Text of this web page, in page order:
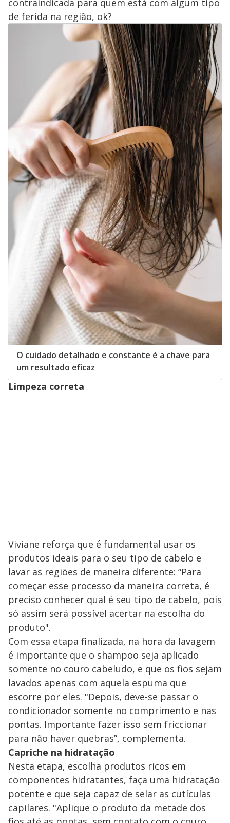
contraindicada para quem está com algum tipo
de ferida na região, ok?
O cuidado detalhado e constante é a chave para
um resultado eficaz
Limpeza correta
Viviane reforça que é fundamental usar os
produtos ideais para o seu tipo de cabelo e
lavar as regiões de maneira diferente: “Para
começar esse processo da maneira correta, é
preciso conhecer qual é seu tipo de cabelo, pois
só assim será possível acertar na escolha do
produto".
Com essa etapa finalizada, na hora da lavagem
é importante que o shampoo seja aplicado
somente no couro cabeludo, e que os fios sejam
lavados apenas com aquela espuma que
escorre por eles. "Depois, deve-se passar o
condicionador somente no comprimento e nas
pontas. Importante fazer isso sem friccionar
para não haver quebras”, complementa.
Capriche na hidratação
Nesta etapa, escolha produtos ricos em
componentes hidratantes, faça uma hidratação
potente e que seja capaz de selar as cutículas
capilares. "Aplique o produto da metade dos